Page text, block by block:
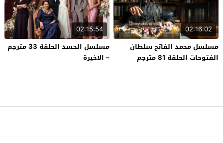
02:16:02
مسلسل محمد الفاتح سلطان
الفتوحات الحلقة 81 مترجم
02:15:54
مسلسل الحسد الحلقة 33 مترجم
– الاخيرة